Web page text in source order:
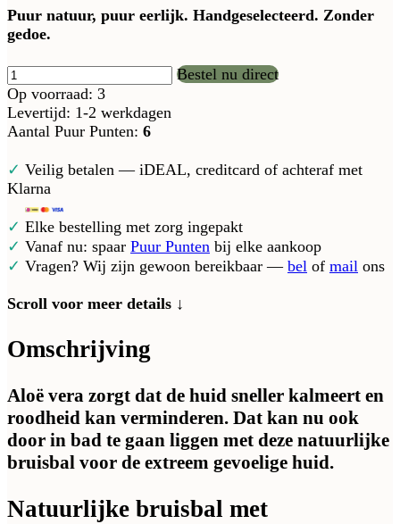
Puur natuur, puur eerlijk. Handgeselecteerd. Zonder
gedoe.
Bestel nu direct
Op voorraad: 3
Levertijd: 1-2 werkdagen
Aantal Puur Punten: 6
✓ Veilig betalen — iDEAL, creditcard of achteraf met
Klarna
✓ Elke bestelling met zorg ingepakt
✓ Vanaf nu: spaar Puur Punten bij elke aankoop
✓ Vragen? Wij zijn gewoon bereikbaar — bel of mail ons
Scroll voor meer details ↓
Omschrijving
Aloë vera zorgt dat de huid sneller kalmeert en
roodheid kan verminderen. Dat kan nu ook
door in bad te gaan liggen met deze natuurlijke
bruisbal voor de extreem gevoelige huid.
Natuurlijke bruisbal met